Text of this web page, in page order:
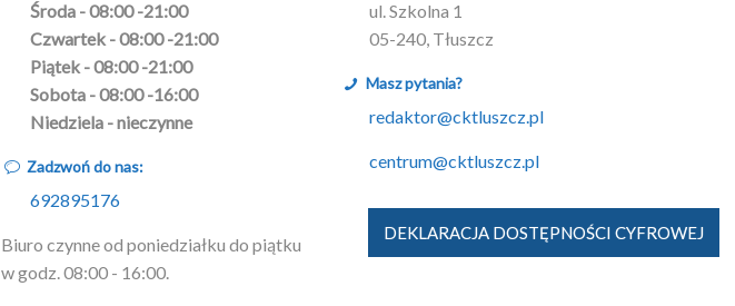
Środa - 08:00 -21:00
Czwartek - 08:00 -21:00
Piątek - 08:00 -21:00
Sobota - 08:00 -16:00
Niedziela - nieczynne
Zadzwoń do nas:
692895176
Biuro czynne od poniedziałku do piątku
w godz. 08:00 - 16:00.
ul. Szkolna 1
05-240, Tłuszcz
Masz pytania?
redaktor@cktluszcz.pl
centrum@cktluszcz.pl
DEKLARACJA DOSTĘPNOŚCI CYFROWEJ